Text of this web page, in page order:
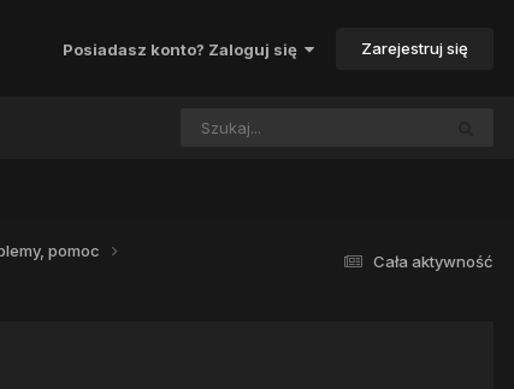
Posiadasz konto? Zaloguj się Zarejestruj się
Cała aktywność
pomoc